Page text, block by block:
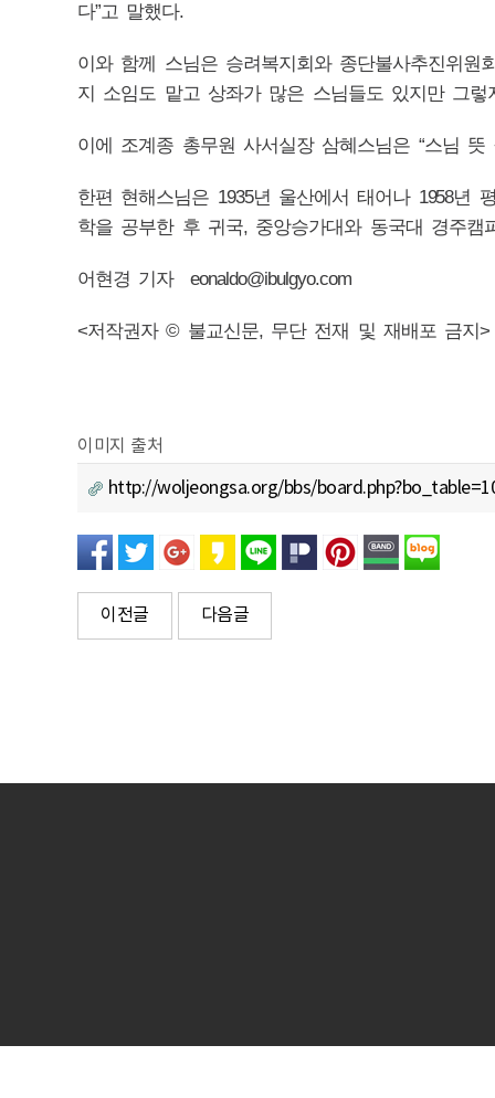
다”고 말했다.
이와 함께 스님은 승려복지회와 종단불사추진위원
지 소임도 맡고 상좌가 많은 스님들도 있지만 그
이에 조계종 총무원 사서실장 삼혜스님은 “스님
한편 현해스님은 1935년 울산에서 태어나 1958년
학을 공부한 후 귀국, 중앙승가대와 동국대 경주캠
어현경 기자 eonaldo@ibulgyo.com
<저작권자 © 불교신문, 무단 전재 및 재배포 금지>
이미지 출처
http://woljeongsa.org/bbs/
이전글 다음글